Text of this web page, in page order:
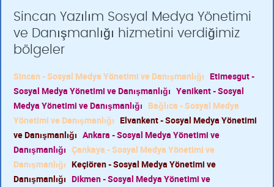
Sincan Yazılım Sosyal Medya Yönetimi
ve Danışmanlığı hizmetini verdiğimiz
bölgeler
Sincan - Sosyal Medya Yönetimi ve Danışmanlığı Etimesgut -
Sosyal Medya Yönetimi ve Danışmanlığı Yenikent - Sosyal
Medya Yönetimi ve Danışmanlığı Bağlıca - Sosyal Medya
Yönetimi ve Danışmanlığı Elvankent - Sosyal Medya Yönetimi
ve Danışmanlığı Ankara - Sosyal Medya Yönetimi ve
Danışmanlığı Çankaya - Sosyal Medya Yönetimi ve
Danışmanlığı Keçiören - Sosyal Medya Yönetimi ve
Danışmanlığı Dikmen - Sosyal Medya Yönetimi ve